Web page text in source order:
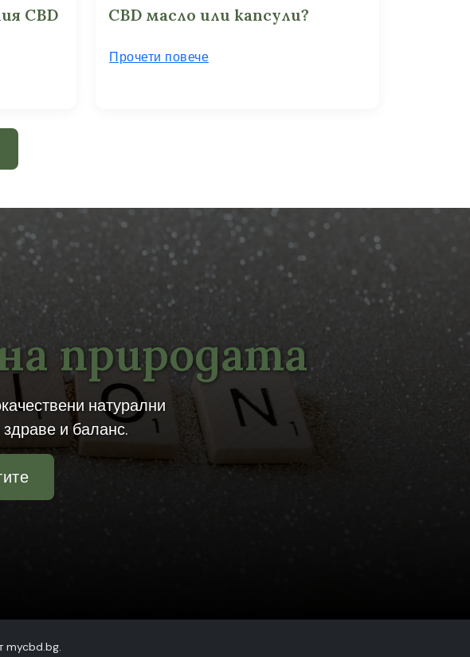
CBD
CBD масло или капсули?
Прочети повече
природата
натурални
и баланс.
mycbd.bg.